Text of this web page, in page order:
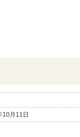
月11日